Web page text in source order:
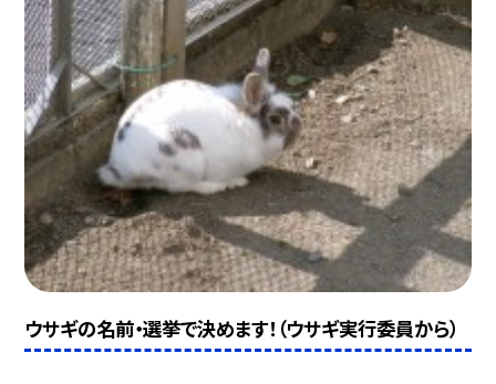
ウサギの名前・選挙で決めます！（ウサギ実行委員から）